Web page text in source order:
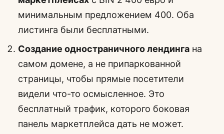
минимальным предложением 400. Оба
листинга были бесплатными.
Создание одностраничного лендинга на
самом домене, а не припаркованной
страницы, чтобы прямые посетители
видели что-то осмысленное. Это
бесплатный трафик, которого боковая
панель маркетплейса дать не может.